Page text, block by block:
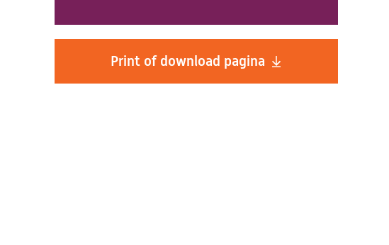
Print of download pagina